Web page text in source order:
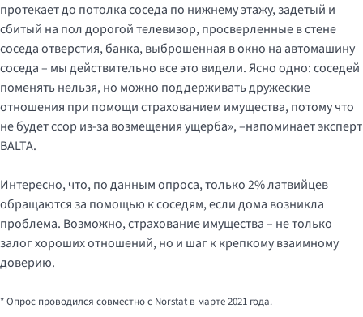
протекает до потолка соседа по нижнему этажу, задетый и
сбитый на пол дорогой телевизор, просверленные в стене
соседа отверстия, банка, выброшенная в окно на автомашину
соседа – мы действительно все это видели. Ясно одно: соседей
поменять нельзя, но можно поддерживать дружеские
отношения при помощи страхованием имущества, потому что
не будет ссор из-за возмещения ущерба», –напоминает эксперт
BALTA.
Интересно, что, по данным опроса, только 2% латвийцев
обращаются за помощью к соседям, если дома возникла
проблема. Возможно, страхование имущества – не только
залог хороших отношений, но и шаг к крепкому взаимному
доверию.
* Опрос проводился совместно с Norstat в марте 2021 года.